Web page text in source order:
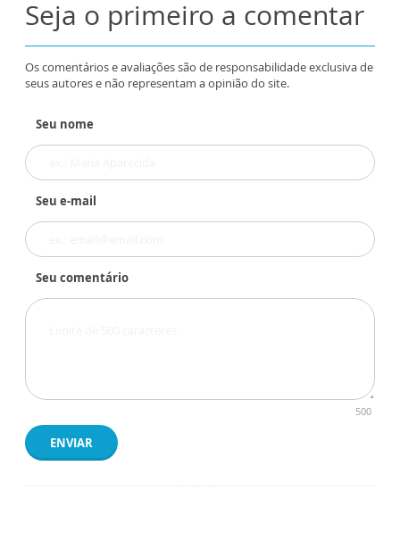
Seja o primeiro a comentar
Os comentários e avaliações são de responsabilidade exclusiva de
seus autores e não representam a opinião do site.
Seu nome
Seu e-mail
Seu comentário
500
ENVIAR